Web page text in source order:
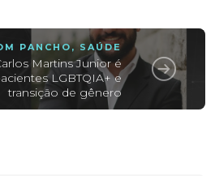
PANCHO, SAÚDE
Martins Junior é
LGBTQIA+ e
transição de gênero